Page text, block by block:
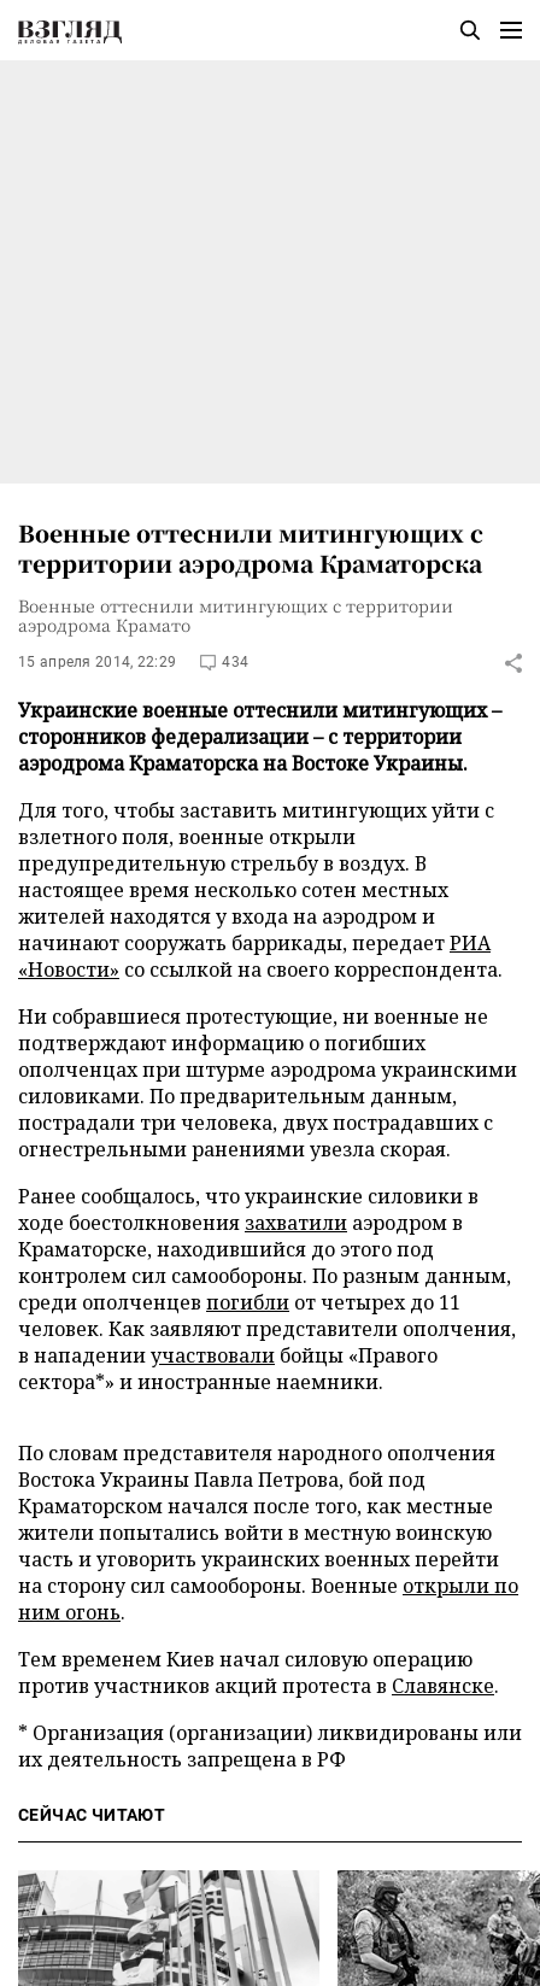
Военные оттеснили митингующих с
территории аэродрома Краматорска
Военные оттеснили митингующих с территории
аэродрома Крамато
15 апреля 2014, 22:29 434
Украинские военные оттеснили митингующих –
сторонников федерализации – с территории
аэродрома Краматорска на Востоке Украины.
Для того, чтобы заставить митингующих уйти с
взлетного поля, военные открыли
предупредительную стрельбу в воздух. В
настоящее время несколько сотен местных
жителей находятся у входа на аэродром и
начинают сооружать баррикады, передаетРИА
«Новости» со ссылкой на своего корреспондента.
Ни собравшиеся протестующие, ни военные не
подтверждают информацию о погибших
ополченцах при штурме аэродрома украинскими
силовиками. По предварительным данным,
пострадали три человека, двух пострадавших с
огнестрельными ранениями увезла скорая.
Ранее сообщалось, что украинские силовики в
ходе боестолкновения захватили аэродром в
Краматорске, находившийся до этого под
контролем сил самообороны. По разным данным,
среди ополченцев погибли от четырех до 11
человек. Как заявляют представители ополчения,
в нападенииучаствовали бойцы «Правого
сектора*» и иностранные наемники.
По словам представителя народного ополчения
Востока Украины Павла Петрова, бой под
Краматорском начался после того, как местные
жители попытались войти в местную воинскую
часть и уговорить украинских военных перейти
на сторону сил самообороны. Военные открыли по
ним огонь.
Тем временем Киев начал силовую операцию
против участников акций протеста в Славянске.
* Организация (организации) ликвидированы или
их деятельность запрещена в РФ
СЕЙЧАС ЧИТАЮТ